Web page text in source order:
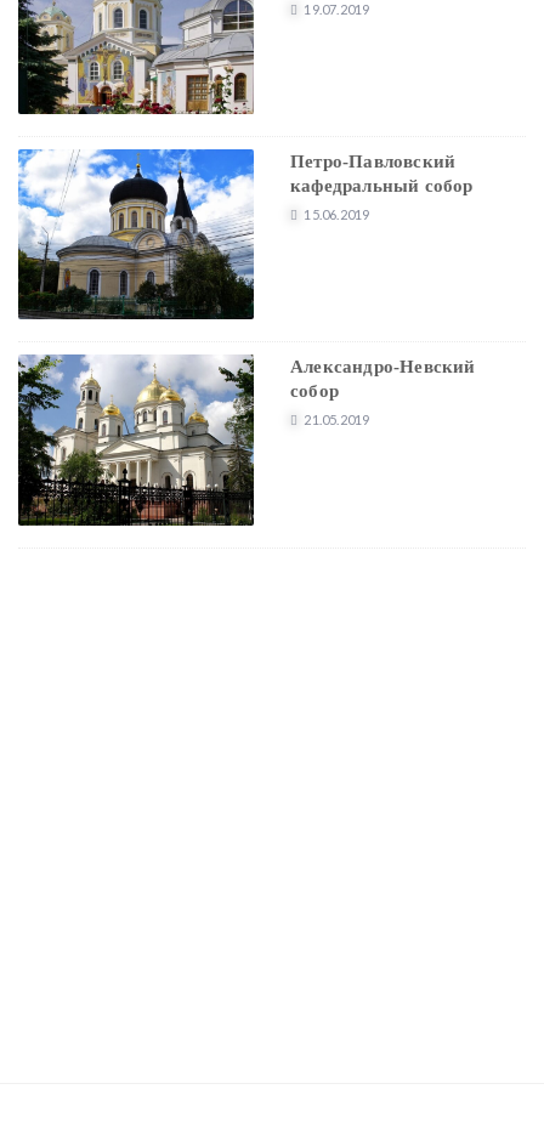
19.07.2019
Петро-Павловский
кафедральный собор
15.06.2019
Александро-Невский
собор
21.05.2019